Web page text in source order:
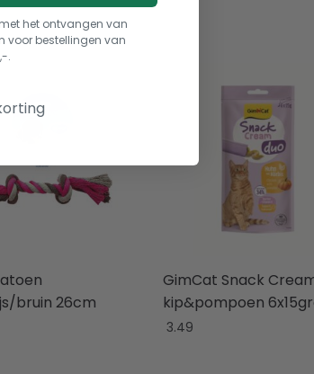
bruin 26cm
GimCat Snack
kip&pompoen
3.49
het ontvangen van
voor bestellingen van
.